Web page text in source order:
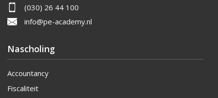
(030) 26 44 100
info@pe-academy.nl
Nascholing
Accountancy
Fiscaliteit